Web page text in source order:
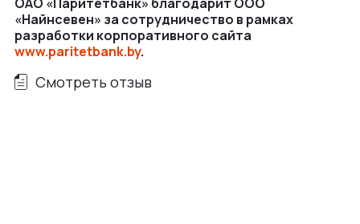
«Найнсевен» за сотрудничество в рамках
разработки корпоративного сайта
www.paritetbank.by.
Смотреть отзыв